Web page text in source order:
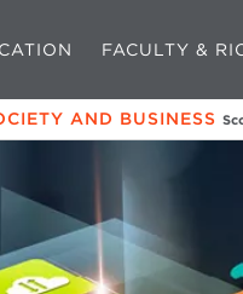
FACULTY &
AND BUSINESS